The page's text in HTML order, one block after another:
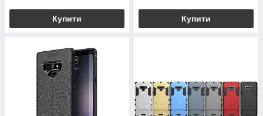
Купити Купити